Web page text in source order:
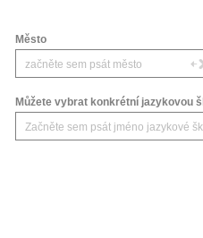
Město
Můžete vybrat konkrétní jazykovou